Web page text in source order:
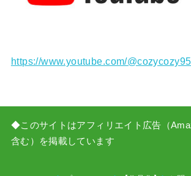
https://www.youtube.com/
◆このサイトはアフィリエイト広告（
含む）を掲載しています